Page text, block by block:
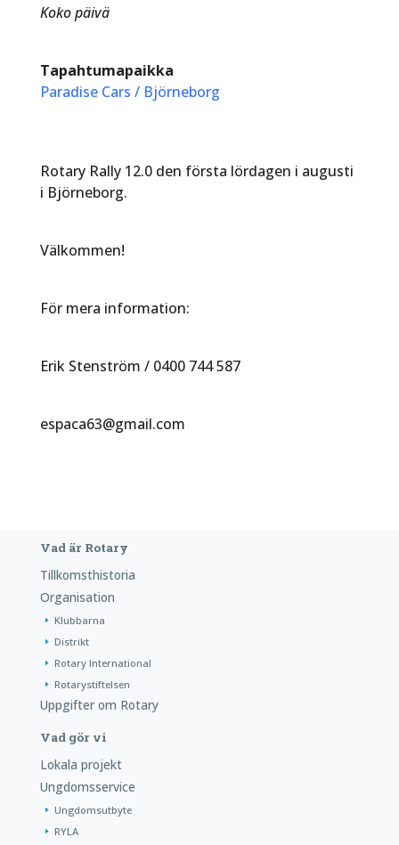
Koko päivä
Tapahtumapaikka
Paradise Cars / Björneborg
Rotary Rally 12.0 den första lördagen i augusti
i Björneborg.
Välkommen!
För mera information:
Erik Stenström / 0400 744 587
espaca63@gmail.com
Vad är Rotary
Tillkomsthistoria
Organisation
Klubbarna
Distrikt
Rotary International
Rotarystiftelsen
Uppgifter om Rotary
Vad gör vi
Lokala projekt
Ungdomsservice
Ungdomsutbyte
RYLA